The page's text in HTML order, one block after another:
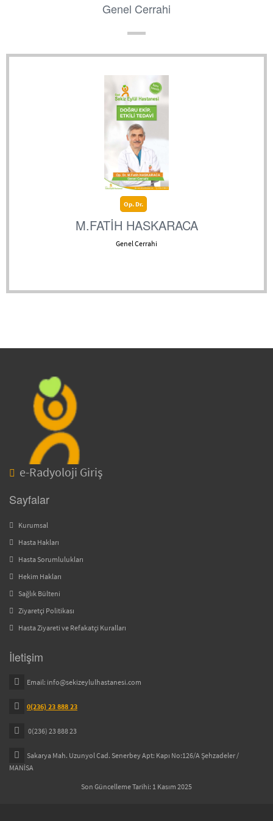
Genel Cerrahi
Op. Dr.
M.FATİH HASKARACA
Genel Cerrahi
e-Radyoloji Giriş
Sayfalar
Kurumsal
Hasta Hakları
Hasta Sorumlulukları
Hekim Hakları
Sağlık Bülteni
Ziyaretçi Politikası
Hasta Ziyareti ve Refakatçi Kuralları
İletişim
Email: info@sekizeylulhastanesi.com
0(236) 23 888 23
0(236) 23 888 23
Sakarya Mah. Uzunyol Cad. Senerbey Apt: Kapı No:126/A Şehzadeler /
MANİSA
Son Güncelleme Tarihi: 1 Kasım 2025